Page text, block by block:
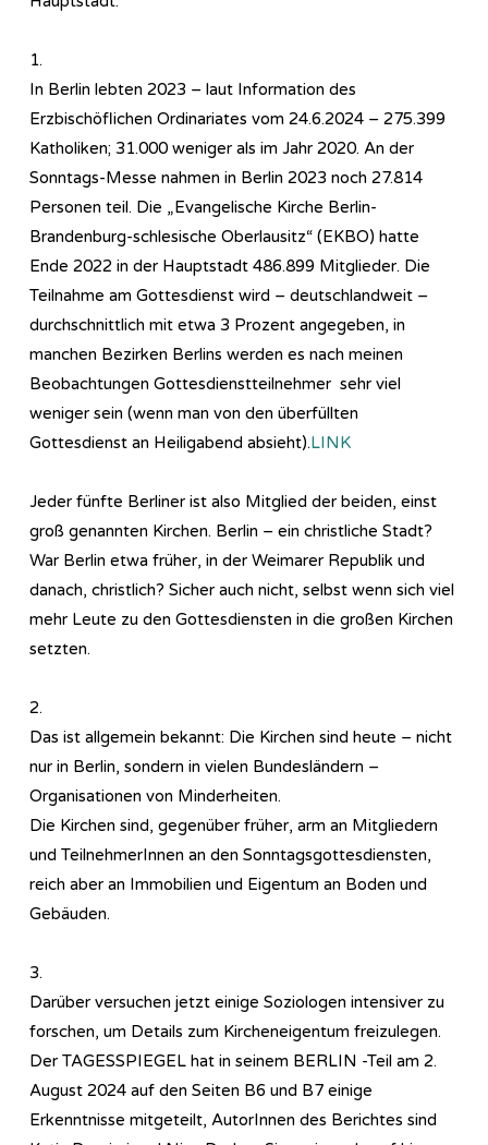
1.
In Berlin lebten 2023 – laut Information des
Erzbischöflichen Ordinariates vom 24.6.2024 – 275.399
Katholiken; 31.000 weniger als im Jahr 2020. An der
Sonntags-Messe nahmen in Berlin 2023 noch 27.814
Personen teil. Die „Evangelische Kirche Berlin-
Brandenburg-schlesische Oberlausitz“ (EKBO) hatte
Ende 2022 in der Hauptstadt 486.899 Mitglieder. Die
Teilnahme am Gottesdienst wird – deutschlandweit –
durchschnittlich mit etwa 3 Prozent angegeben, in
manchen Bezirken Berlins werden es nach meinen
Beobachtungen Gottesdienstteilnehmer sehr viel
weniger sein (wenn man von den überfüllten
Gottesdienst an Heiligabend absieht).LINK
Jeder fünfte Berliner ist also Mitglied der beiden, einst
groß genannten Kirchen. Berlin – ein christliche Stadt?
War Berlin etwa früher, in der Weimarer Republik und
danach, christlich? Sicher auch nicht, selbst wenn sich viel
mehr Leute zu den Gottesdiensten in die großen Kirchen
setzten.
2.
Das ist allgemein bekannt: Die Kirchen sind heute – nicht
nur in Berlin, sondern in vielen Bundesländern –
Organisationen von Minderheiten.
Die Kirchen sind, gegenüber früher, arm an Mitgliedern
und TeilnehmerInnen an den Sonntagsgottesdiensten,
reich aber an Immobilien und Eigentum an Boden und
Gebäuden.
3.
Darüber versuchen jetzt einige Soziologen intensiver zu
forschen, um Details zum Kircheneigentum freizulegen.
Der TAGESSPIEGEL hat in seinem BERLIN -Teil am 2.
August 2024 auf den Seiten B6 und B7 einige
Erkenntnisse mitgeteilt, AutorInnen des Berichtes sind